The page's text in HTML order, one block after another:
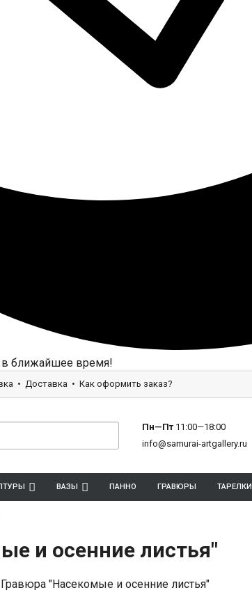
ближайшее время!
Доставка Как оформить заказ?
Пн—Пт 11:00—18:00
info@samurai-artgallery.ru
ВАЗЫ ПАННО ГРАВЮРЫ ТАРЕЛКИ
и осенние листья"